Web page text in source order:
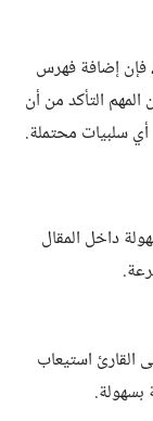
فإن إضافة فهرس
التأكد من أن
سلبيات محتملة.
داخل المقال
استيعاب
بسهولة.